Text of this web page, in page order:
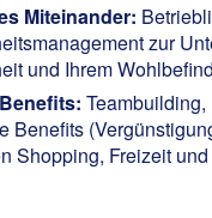
Miteinander:
zur
und Ihrem
Benefits
Shopping, Freizeit